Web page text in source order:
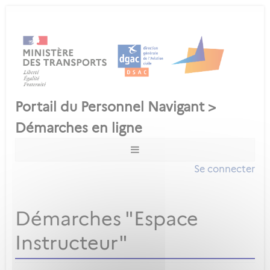
Se connecter
Démarches "Espace
Instructeur"